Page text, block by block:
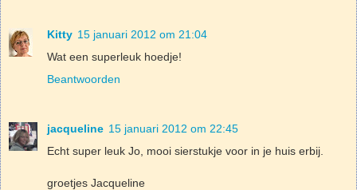
Kitty 15 januari 2012 om 21:04
Wat een superleuk hoedje!
Beantwoorden
jacqueline 15 januari 2012 om 22:45
Echt super leuk Jo, mooi sierstukje voor in je huis erbij.
groetjes Jacqueline